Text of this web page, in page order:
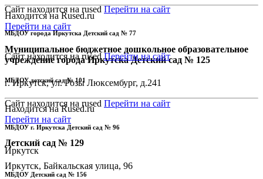
Находится на Rused.ru
Перейти на сайт
Муниципальное бюджетное дошкольное образовательное
учреждение города Иркутска Детский сад № 125
г. Иркутск, ул. Розы Люксембург, д.241
Находится на Rused.ru
Перейти на сайт
Детский сад № 129
Иркутск, Байкальская улица, 96
Сайт находится на rused Перейти на сайт
МБДОУ города Иркутска Детский сад № 77
Сайт находится на rused Перейти на сайт
МБДОУ детский сад № 101
Сайт находится на rused Перейти на сайт
МБДОУ г. Иркутска Детский сад № 96
Иркутск
МБДОУ Детский сад № 156